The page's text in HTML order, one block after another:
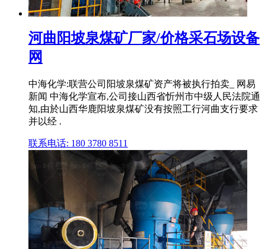
河曲阳坡泉煤矿厂家/价格采石场设备
网
中海化学:联营公司阳坡泉煤矿资产将被执行拍卖_ 网易
新闻 中海化学宣布,公司接山西省忻州市中级人民法院通
知,由於山西华鹿阳坡泉煤矿没有按照工行河曲支行要求
并以经 .
联系电话: 180 3780 8511